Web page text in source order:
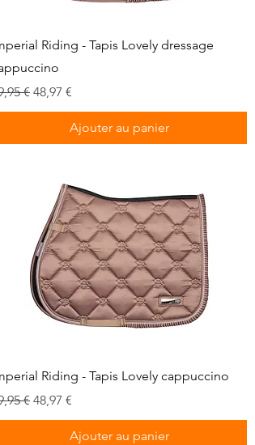
Aperçu rapide
Riding - Tapis Lovely dressage
original
€ Prix promotionnel
48,97 €
Ajouter au panier
Aperçu rapide
Riding - Tapis Lovely cappuccino
original
€ Prix promotionnel
48,97 €
Ajouter au panier